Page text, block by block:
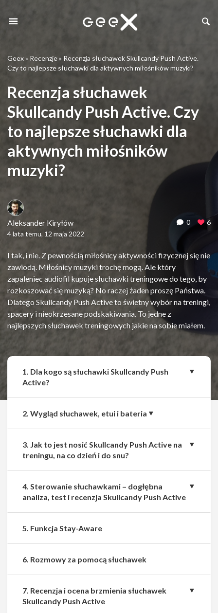
Geex» Recenzje» Recenzja słuchawek Skullcandy Push Active.
Czy to najlepsze słuchawki dla aktywnych miłośników muzyki?
Recenzja słuchawek
Skullcandy Push Active. Czy
to najlepsze słuchawki dla
aktywnych miłośników
muzyki?
Aleksander Kiryłów
4 lata temu, 12 maja 2022
0 6
I tak, i nie. Z pewnością miłośnicy aktywności fizycznej się nie
zawiodą. Miłośnicy muzyki trochę mogą. Ale który
zapaleniec audiofil kupuje słuchawki treningowe do tego, by
rozkoszować się muzyką? No raczej żaden proszę Państwa.
Dlatego Skullcandy Push Active to świetny wybór na treningi,
spacery i nieokrzesane podskakiwania. To jedne z
najlepszych słuchawek treningowych jakie na sobie miałem.
1. Dla kogo są słuchawki Skullcandy Push
Active?
2. Wygląd słuchawek, etui i bateria
3. Jak to jest nosić Skullcandy Push Active na
treningu, na co dzień i do snu?
4. Sterowanie słuchawkami – dogłębna
analiza, test i recenzja Skullcandy Push Active
5. Funkcja Stay-Aware
6. Rozmowy za pomocą słuchawek
7. Recenzja i ocena brzmienia słuchawek
Skullcandy Push Active